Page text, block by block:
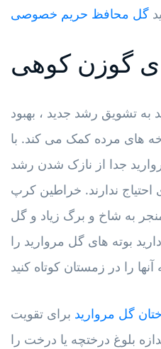
گل محافظ حریم خصوصی
گوزن کوهی
تشویق رشد جدید ، بهبود
های مرده کمک می کند. با
جدا از نازک شدن رشد
ندارند. خراطین کرپ
به شاخ و برگ زیاد و گل
بوته های گل مروارید را
گل مروارید برای تقویت
بلوغ درختچه یا درخت را